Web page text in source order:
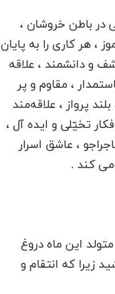
در باطن خروشان ،
، هر کاری را به پایان
و دانشمند ، علاقه
، مقاوم و پر
پرواز ، علاقه‌مند
تخیّلی و ایده آل ،
، عاشق اسرار
می کند .
این ماه دروغ
زیرا که انتقام و